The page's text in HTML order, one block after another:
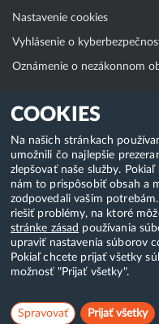
COOKIES
Na našich stránkach
umožnili čo najlepšie
zlepšovať naše služby.
nám to prispôsobiť obsah a
zodpovedali vašim
riešiť problémy, na ktoré
stránke zásad používania
upraviť nastavenia súborov
Pokiaľ chcete prijať všetky
možnosť "Prijať všetky".
Spravovať Prijať všetky
Nastavenie cookies
Vyhlásenie o
Oznámenie o nezákonnom
Klientská zóna
WebAdmin
WebMail
Zmena hesla (E-mail, FTP,
Webhosting
Domény
Copyright & 2018-2026